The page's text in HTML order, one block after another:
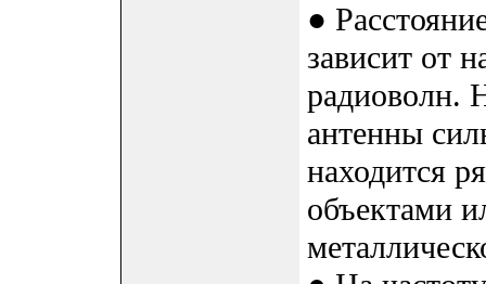
●
зависит от
радиоволн.
антенны
находится
объектами